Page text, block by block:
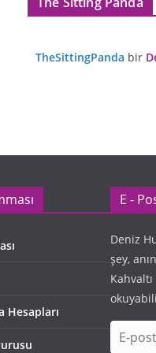
TheSittingPanda bir
Hesapları
E -
Deniz
şey,
-